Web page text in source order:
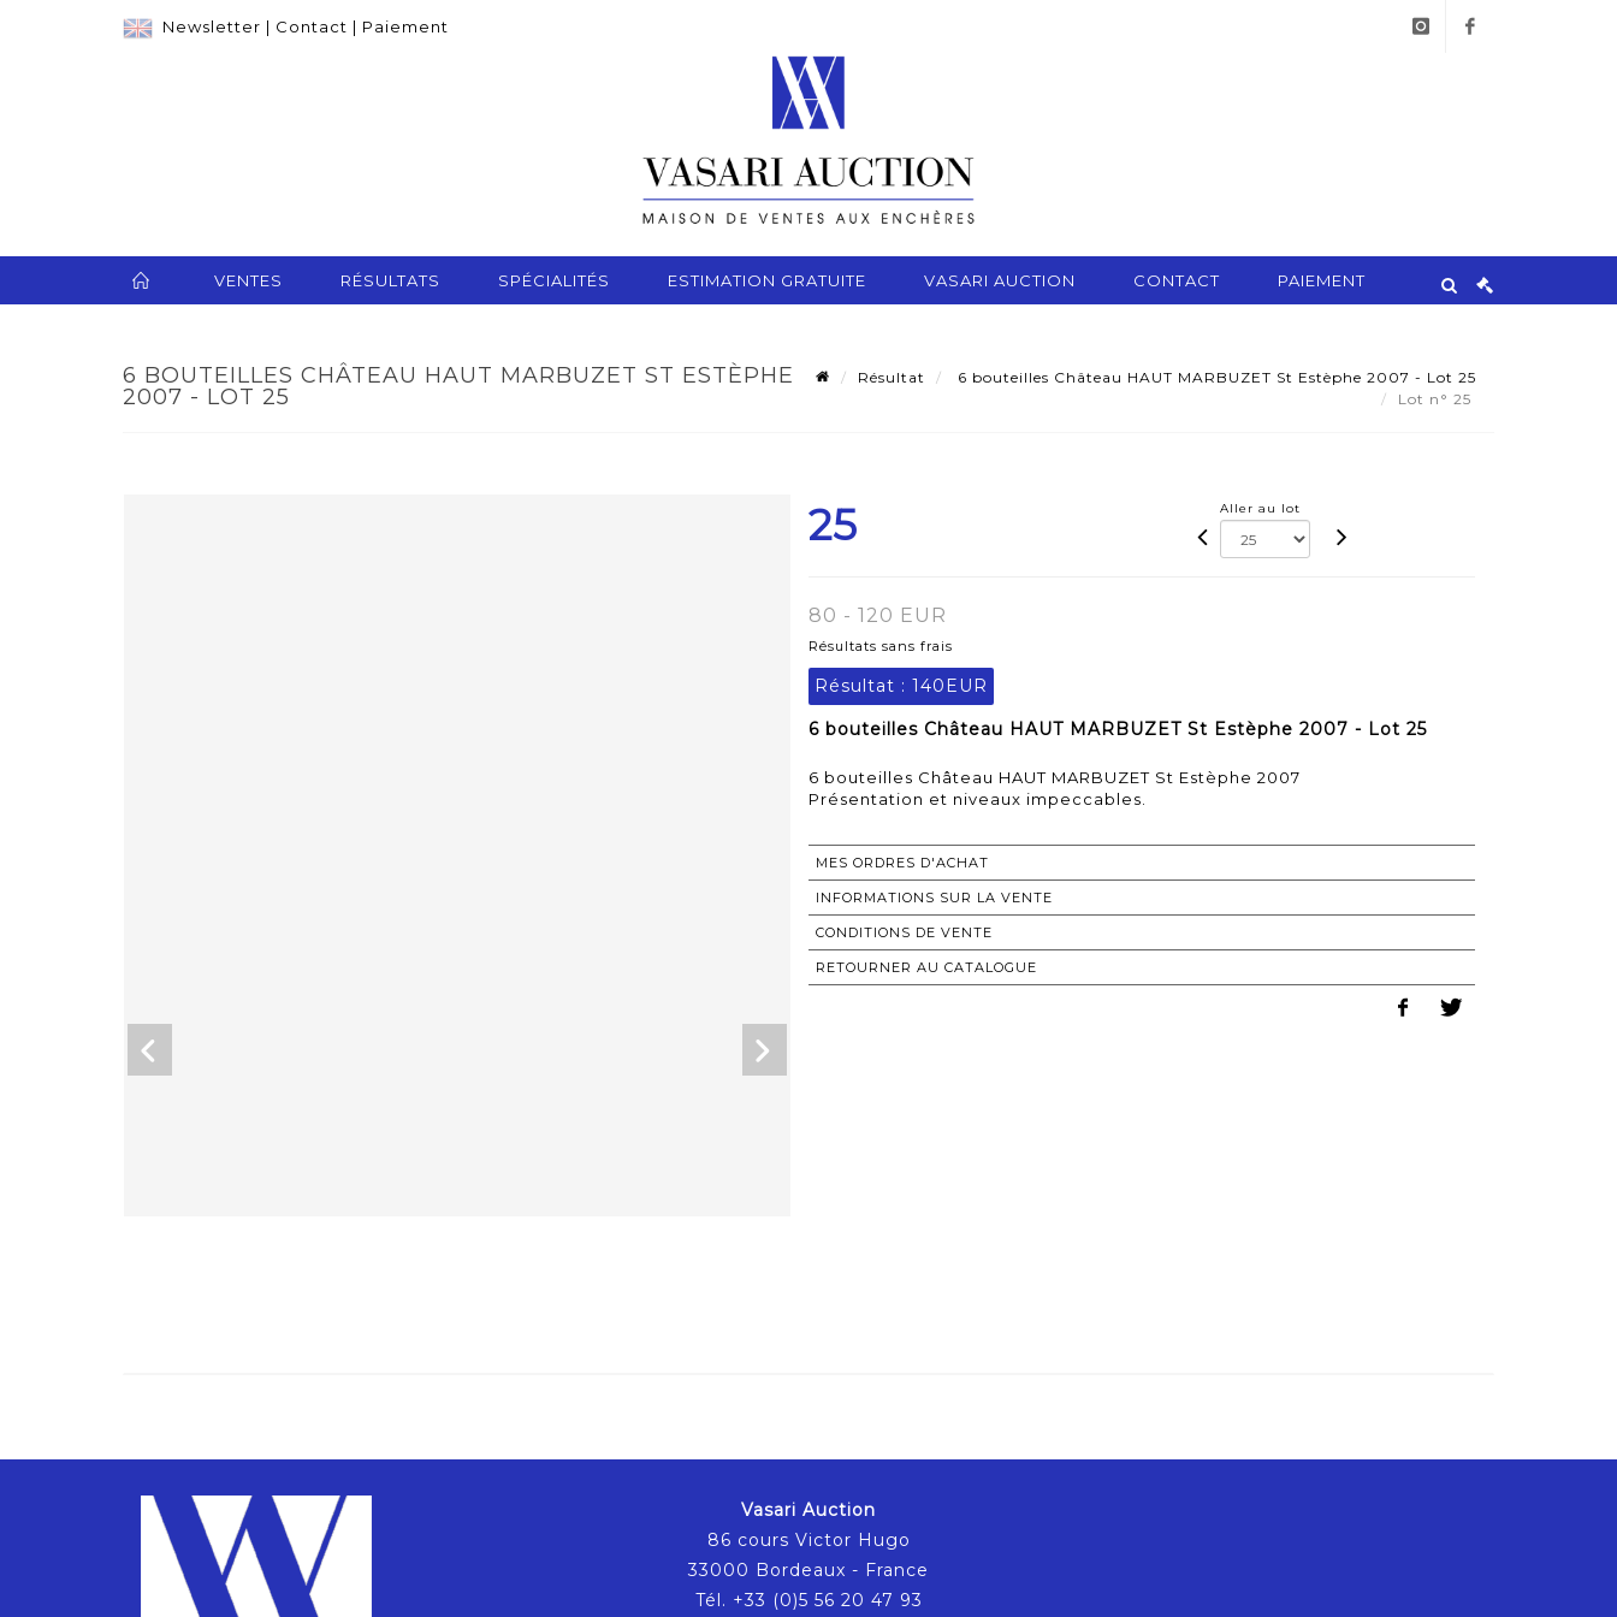
Newsletter | Contact | Paiement
VENTES RÉSULTATS SPÉCIALITÉS ESTIMATION GRATUITE VASARI AUCTION CONTACT PAIEMENT
6 BOUTEILLES CHÂTEAU HAUT MARBUZET ST ESTÈPHE
2007 - LOT 25
Résultat
6 bouteilles Château HAUT MARBUZET St Estèphe 2007 - Lot 25
Lot n° 25
25 Aller au lot
80 - 120 EUR
Résultats sans frais
Résultat : 140EUR
6 bouteilles Château HAUT MARBUZET St Estèphe 2007 - Lot 25
6 bouteilles Château HAUT MARBUZET St Estèphe 2007
Présentation et niveaux impeccables.
MES ORDRES D'ACHAT
INFORMATIONS SUR LA VENTE
CONDITIONS DE VENTE
RETOURNER AU CATALOGUE
Vasari Auction
86 cours Victor Hugo
33000 Bordeaux - France
Tél. +33 (0)5 56 20 47 93